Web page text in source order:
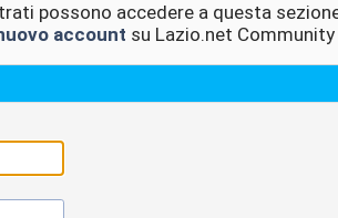
possono accedere a questa
account su Lazio.net Community